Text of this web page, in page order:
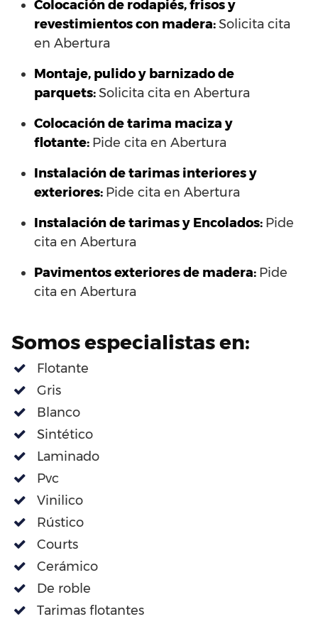
Colocación de rodapiés, frisos y
revestimientos con madera:Solicita cita
en Abertura
Montaje, pulido y barnizado de
parquets:Solicita cita en Abertura
Colocación de tarima maciza y
flotante: Pide cita en Abertura
Instalación de tarimas interiores y
exteriores: Pide cita en Abertura
Instalación de tarimas y Encolados: Pide
cita en Abertura
Pavimentos exteriores de madera: Pide
cita en Abertura
Somos especialistas en:
Flotante
Gris
Blanco
Sintético
Laminado
Pvc
Vinilico
Rústico
Courts
Cerámico
De roble
Tarimas flotantes